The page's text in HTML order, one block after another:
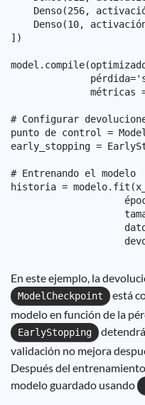
Denso(256,
Denso(10,
])
métricas
# Configurar
punto de control =
early_stopping =
# Entrenando el modelo
historia =
En este ejemplo, la
ModelCheckpoint
está
modelo en función de la
EarlyStopping
validación no mejora
Después del
modelo guardado usando